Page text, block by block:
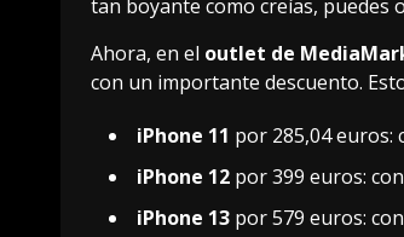
tan boyante como creías, puedes
Ahora, en el outlet de
con un importante descuento.
iPhone 11 por 285,04 euros:
iPhone 12 por399 euros:
iPhone 13 por579 euros: